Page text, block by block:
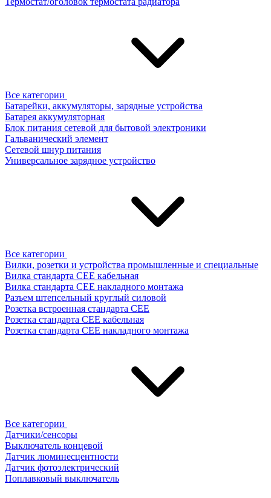
Все категории
Батарейки, аккумуляторы, зарядные устройства
Батарея аккумуляторная
Блок питания сетевой для бытовой электроники
Гальванический элемент
Сетевой шнур питания
Универсальное зарядное устройство
Все категории
Вилки, розетки и устройства промышленные и специальные
Вилка стандарта CEE кабельная
Вилка стандарта CEE накладного монтажа
Разъем штепсельный круглый силовой
Розетка встроенная стандарта CEE
Розетка стандарта СЕЕ кабельная
Розетка стандарта СЕЕ накладного монтажа
Все категории
Датчики/сенсоры
Выключатель концевой
Датчик люминесцентности
Датчик фотоэлектрический
Поплавковый выключатель